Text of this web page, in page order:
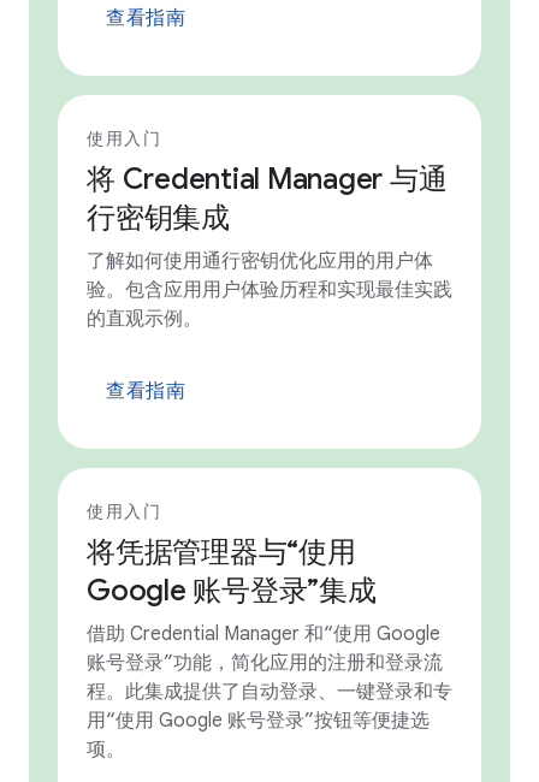
查看指南
使用入门
将 Credential Manager 与通
行密钥集成
了解如何使用通行密钥优化应用的用户体
验。包含应用用户体验历程和实现最佳实践
的直观示例。
查看指南
使用入门
将凭据管理器与“使用
Google 账号登录”集成
借助 Credential Manager 和“使用 Google
账号登录”功能，简化应用的注册和登录流
程。此集成提供了自动登录、一键登录和专
用“使用 Google 账号登录”按钮等便捷选
项。